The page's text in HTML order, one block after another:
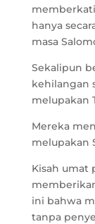
hanya
masa
Sekalipun
kehilangan
melupakan
Mereka
melupakan
Kisah umat
ini bahwa
tanpa